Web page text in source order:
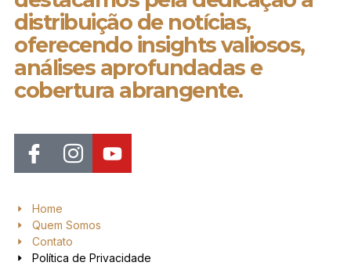
distribuição de notícias,
oferecendo insights valiosos,
análises aprofundadas e
cobertura abrangente.
Home
Quem Somos
Contato
Política de Privacidade